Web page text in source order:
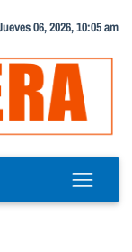
06, 2026, 10:05 am